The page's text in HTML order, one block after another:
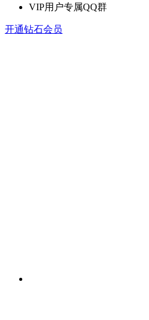
VIP用户专属QQ群
开通钻石会员